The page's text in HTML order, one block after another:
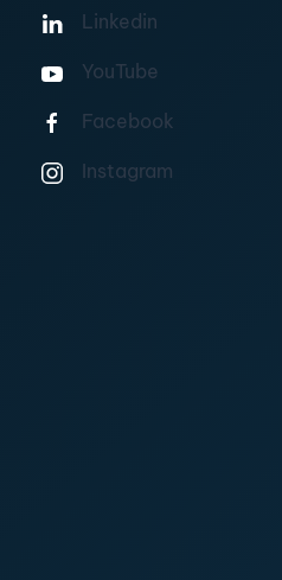
Linkedin
YouTube
Facebook
Instagram